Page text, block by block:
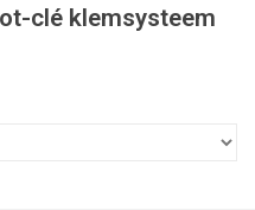
clé klemsysteem